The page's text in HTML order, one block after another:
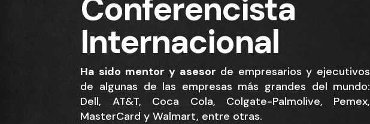
Conferencista
Internacional
Ha sido mentor y asesor de empresarios y ejecutivos
de algunas de las empresas más grandes del mundo:
Dell, AT&T, Coca Cola, Colgate-Palmolive, Pemex,
MasterCard y Walmart, entre otras.